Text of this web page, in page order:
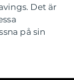
Det är
på sin